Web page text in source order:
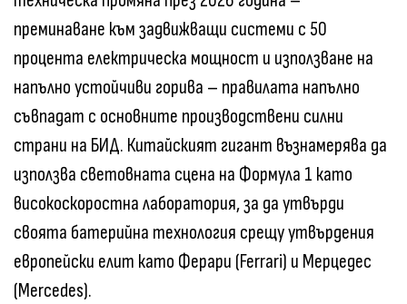
преминаване към задвижващи системи с 50
процента електрическа мощност и използване на
напълно устойчиви горива – правилата напълно
съвпадат с основните производствени силни
страни на БИД. Китайският гигант възнамерява да
използва световната сцена на Формула 1 като
високоскоростна лаборатория, за да утвърди
своята батерийна технология срещу утвърдения
европейски елит като Ферари (Ferrari) и Мерцедес
(Mercedes).